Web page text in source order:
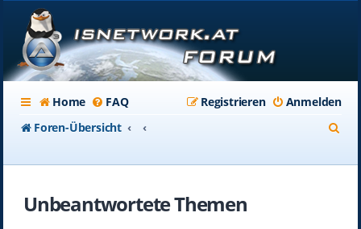
Home FAQ Anmelden
Registrieren
Foren-Übersicht
Unbeantwortete Themen